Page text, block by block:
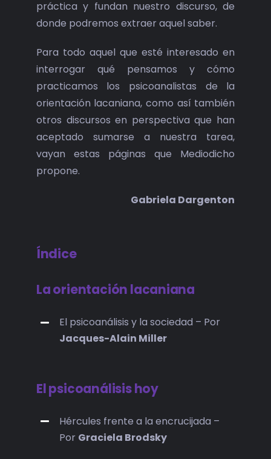
práctica y fundan nuestro discurso, de
donde podremos extraer aquel saber.
Para todo aquel que esté interesado en
interrogar qué pensamos y cómo
practicamos los psicoanalistas de la
orientación lacaniana, como así también
otros discursos en perspectiva que han
aceptado sumarse a nuestra tarea,
vayan estas páginas que Mediodicho
propone.
Gabriela Dargenton
Índice
La orientación lacaniana
El psicoanálisis y la sociedad – Por
Jacques-Alain Miller
El psicoanálisis hoy
Hércules frente a la encrucijada –
Por Graciela Brodsky